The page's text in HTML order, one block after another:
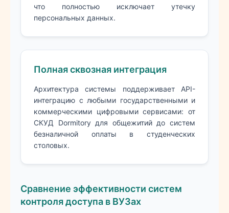
что полностью исключает утечку
персональных данных.
Полная сквозная интеграция
Архитектура системы поддерживает API-
интеграцию с любыми государственными и
коммерческими цифровыми сервисами: от
СКУД Dormitory для общежитий до систем
безналичной оплаты в студенческих
столовых.
Сравнение эффективности систем
контроля доступа в ВУЗах